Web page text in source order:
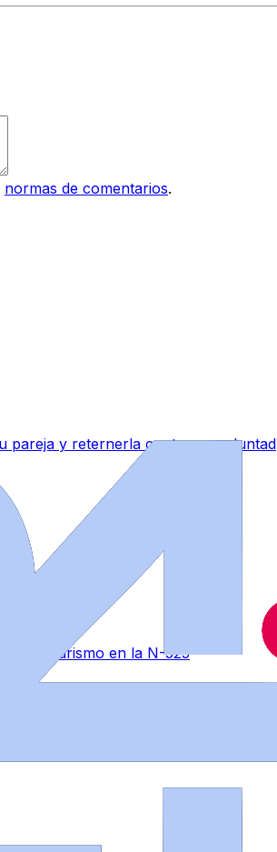
normas de comentarios.
pareja y reternerla contra su voluntad
y un turismo en la N-525